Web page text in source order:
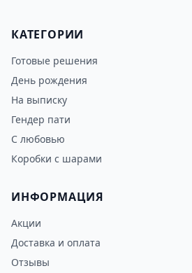
КАТЕГОРИИ
Готовые решения
День рождения
На выписку
Гендер пати
С любовью
Коробки с шарами
ИНФОРМАЦИЯ
Акции
Доставка и оплата
Отзывы